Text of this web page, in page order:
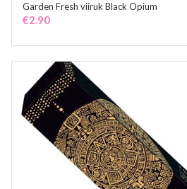
ADD TO CART
Garden Fresh viiruk Black Opium
€2.90